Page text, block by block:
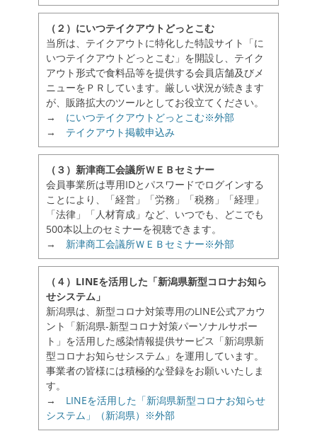
（２）にいつテイクアウトどっとこむ
当所は、テイクアウトに特化した特設サイト「に
いつテイクアウトどっとこむ」を開設し、テイク
アウト形式で食料品等を提供する会員店舗及びメ
ニューをＰＲしています。厳しい状況が続きます
が、販路拡大のツールとしてお役立てください。
→ にいつテイクアウトどっとこむ※外部
→ テイクアウト掲載申込み
（３）新津商工会議所ＷＥＢセミナー
会員事業所は専用IDとパスワードでログインする
ことにより、「経営」「労務」「税務」「経理」
「法律」「人材育成」など、いつでも、どこでも
500本以上のセミナーを視聴できます。
→ 新津商工会議所ＷＥＢセミナー※外部
（４）LINEを活用した「新潟県新型コロナお知ら
せシステム」
新潟県は、新型コロナ対策専用のLINE公式アカウ
ント「新潟県-新型コロナ対策パーソナルサポー
ト」を活用した感染情報提供サービス「新潟県新
型コロナお知らせシステム」を運用しています。
事業者の皆様には積極的な登録をお願いいたしま
す。
→ LINEを活用した「新潟県新型コロナお知らせ
システム」（新潟県）※外部